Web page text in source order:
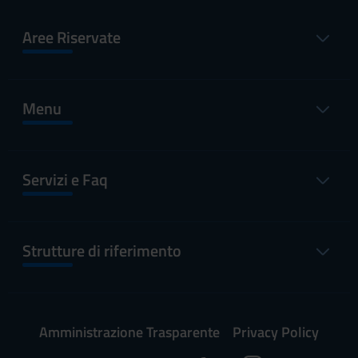
Aree Riservate
Menu
Servizi e Faq
Strutture di riferimento
Amministrazione Trasparente
Privacy Policy